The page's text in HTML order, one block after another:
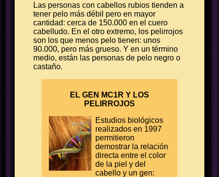
Las personas con cabellos rubios tienden a
tener pelo más débil pero en mayor
cantidad: cerca de 150.000 en el cuero
cabelludo. En el otro extremo, los pelirrojos
son los que menos pelo tienen: unos
90.000, pero más grueso. Y en un término
medio, están las personas de pelo negro o
castaño.
EL GEN MC1R Y LOS
PELIRROJOS
Estudios biológicos
realizados en 1997
permitieron
demostrar la relación
directa entre el color
de la piel y del
cabello y un gen: